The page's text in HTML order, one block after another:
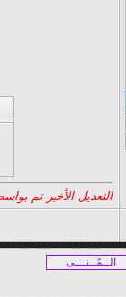
التعديل الأخير تم بواسطة
الــمُــنـــى